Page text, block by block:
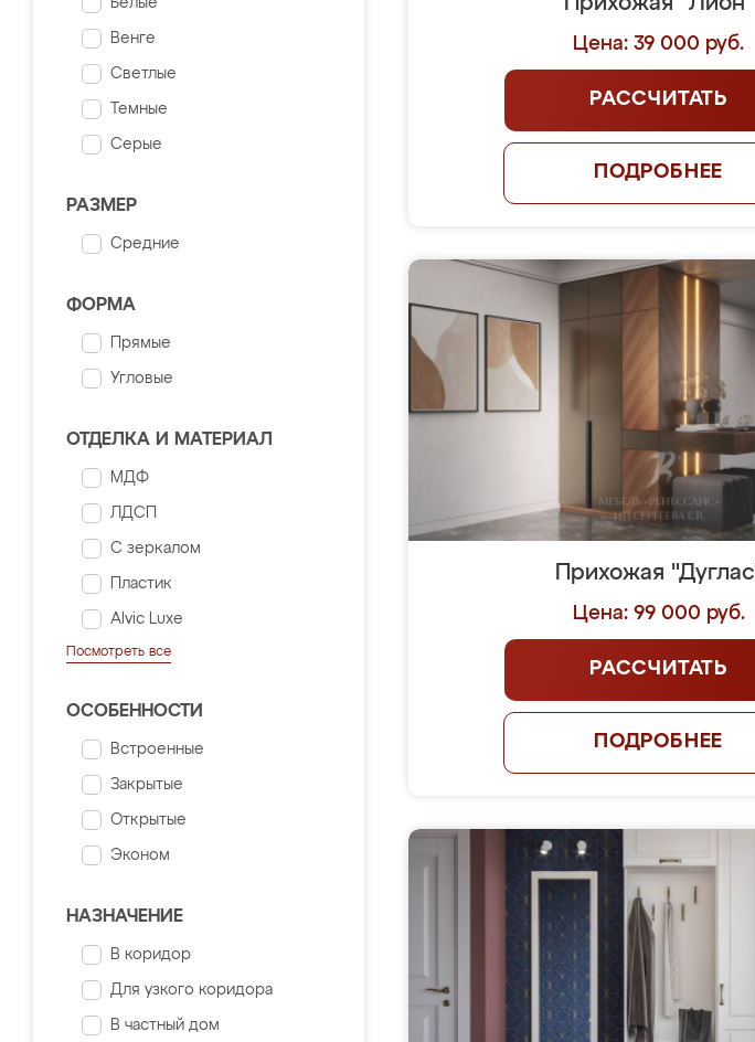
Белые
Венге
Светлые
Темные
Серые
РАЗМЕР
Средние
ФОРМА
Прямые
Угловые
ОТДЕЛКА И МАТЕРИАЛ
МДФ
ЛДСП
С зеркалом
Пластик
Alvic Luxe
Посмотреть все
ОСОБЕННОСТИ
Встроенные
Закрытые
Открытые
Эконом
НАЗНАЧЕНИЕ
В коридор
Для узкого коридора
В частный дом
Цена: 39 000 руб.
РАССЧИТАТЬ
ПОДРОБНЕЕ
Прихожая
Цена: 99 000 руб.
РАССЧИТАТЬ
ПОДРОБНЕЕ